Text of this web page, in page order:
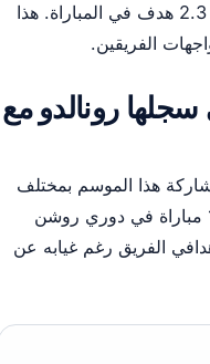
الأولى، والمردود التهديفي يتجاوز 2.3 هدف في المباراة. هذا
الفريقين.
رونالدو مع
18 هدفاً في 22 مشاركة هذا الموسم بمختلف
بمعدل 17 هدفاً في 17 مباراة في دوري روشن
الفريق رغم غيابه عن